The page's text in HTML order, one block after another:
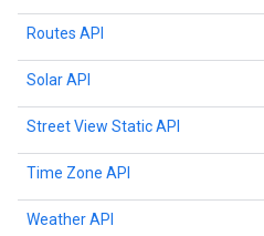
Routes API
Solar API
Street View Static API
Time Zone API
Weather API